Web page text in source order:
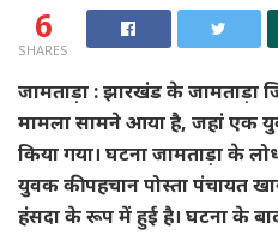
6
SHARES
जामताड़ा : झारखंड के
मामला सामने आया है, जहां एक
किया गया। घटना जामताड़ा के
युवक की पहचान पोस्ता पंचायत
हंसदा के रूप में हुई है। घटना के